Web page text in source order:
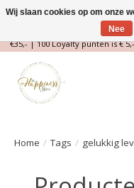
Magische Conceptstore,
€35,- | 100 Loyalty punten is €
Home / Tags / gelukkig
Wij slaan cookies op om onze
Nee